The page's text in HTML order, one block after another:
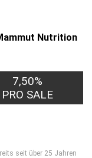
Nutrition
7,50%
PRO SALE
seit über 25 Jahren